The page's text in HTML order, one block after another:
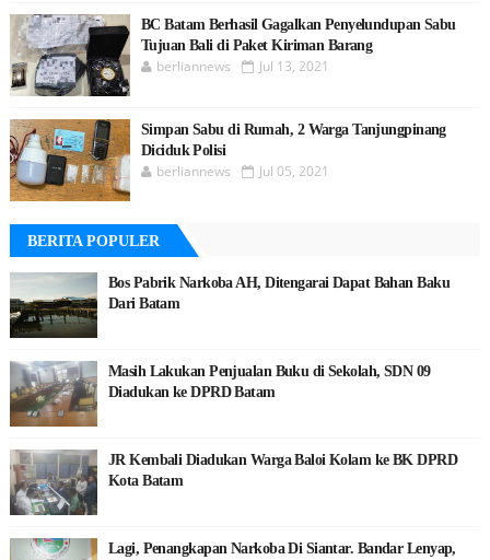
BC Batam Berhasil Gagalkan Penyelundupan Sabu
Tujuan Bali di Paket Kiriman Barang
berliannews Jul 13, 2021
Simpan Sabu di Rumah, 2 Warga Tanjungpinang
Diciduk Polisi
berliannews Jul 05, 2021
BERITA POPULER
Bos Pabrik Narkoba AH, Ditengarai Dapat Bahan Baku
Dari Batam
Masih Lakukan Penjualan Buku di Sekolah, SDN 09
Diadukan ke DPRD Batam
JR Kembali Diadukan Warga Baloi Kolam ke BK DPRD
Kota Batam
Lagi, Penangkapan Narkoba Di Siantar. Bandar Lenyap,